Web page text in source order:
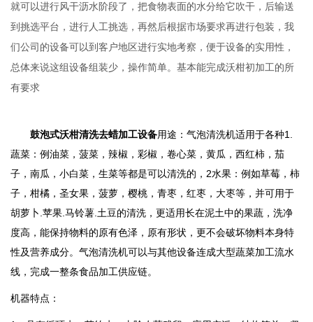
就可以进行风干沥水阶段了，把食物表面的水分给它吹干，后输送
到挑选平台，进行人工挑选，再然后根据市场要求再进行包装，我
们公司的设备可以到客户地区进行实地考察，便于设备的实用性，
总体来说这组设备组装少，操作简单。基本能完成沃柑初加工的所
有要求
鼓泡式沃柑清洗去蜡加工设备用途：气泡清洗机适用于各种1.
蔬菜：例油菜，菠菜，辣椒，彩椒，卷心菜，黄瓜，西红柿，茄
子，南瓜，小白菜，生菜等都是可以清洗的，2水果：例如草莓，柿
子，柑橘，圣女果，菠萝，樱桃，青枣，红枣，大枣等，并可用于
胡萝卜.苹果.马铃薯.土豆的清洗，更适用长在泥土中的果蔬，洗净
度高，能保持物料的原有色泽，原有形状，更不会破坏物料本身特
性及营养成分。气泡清洗机可以与其他设备连成大型蔬菜加工流水
线，完成一整条食品加工供应链。
机器特点：